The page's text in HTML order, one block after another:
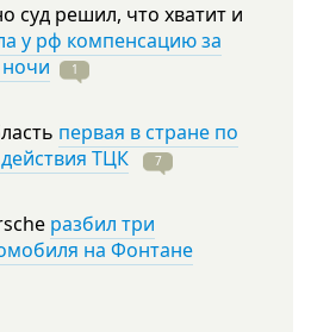
суд решил, что хватит и
у рф компенсацию за
1
первая в стране по
ТЦК
7
разбил три
на Фонтане